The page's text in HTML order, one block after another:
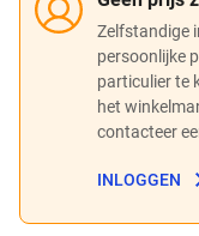
Zelfstandige
persoonlijke
particulier te
het
contacteer
INLOGGEN